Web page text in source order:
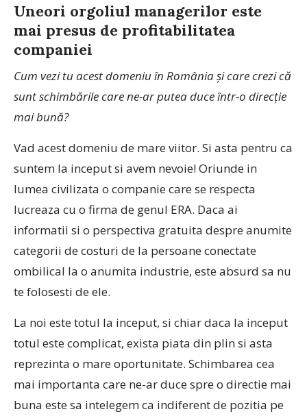
Uneori orgoliul managerilor este
mai presus de profitabilitatea
companiei
Cum vezi tu acest domeniu în România și care crezi că
sunt schimbările care ne-ar putea duce într-o direcție
mai bună?
Vad acest domeniu de mare viitor. Si asta pentru ca
suntem la inceput si avem nevoie! Oriunde in
lumea civilizata o companie care se respecta
lucreaza cu o firma de genul ERA. Daca ai
informatii si o perspectiva gratuita despre anumite
categorii de costuri de la persoane conectate
ombilical la o anumita industrie, este absurd sa nu
te folosesti de ele.
La noi este totul la inceput, si chiar daca la inceput
totul este complicat, exista piata din plin si asta
reprezinta o mare oportunitate. Schimbarea cea
mai importanta care ne-ar duce spre o directie mai
buna este sa intelegem ca indiferent de pozitia pe